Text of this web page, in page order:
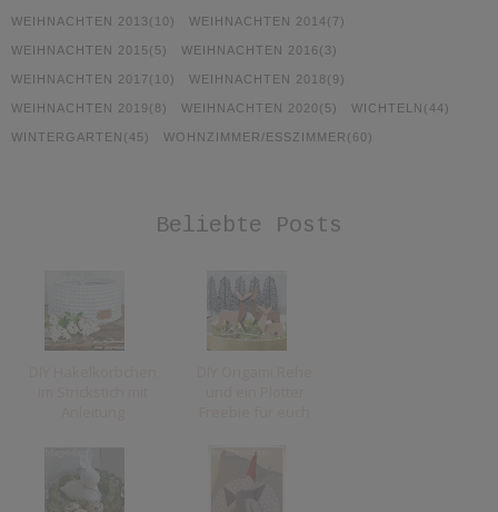
WEIHNACHTEN 2013 (10) WEIHNACHTEN 2014(7)
WEIHNACHTEN 2015(5) WEIHNACHTEN 2016 (3)
WEIHNACHTEN 2017 (10) WEIHNACHTEN 2018(9)
WEIHNACHTEN 2019 (8) WEIHNACHTEN 2020(5) WICHTELN (44)
WINTERGARTEN (45) WOHNZIMMER/ESSZIMMER (60)
Beliebte Posts